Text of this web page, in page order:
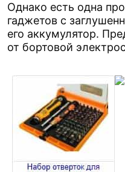
Однако есть одна
гаджетов с
его аккумулятор.
от бортовой